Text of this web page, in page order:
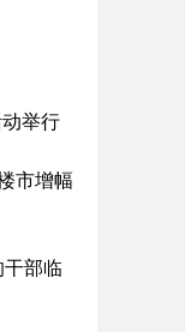
举行
市增幅
部临